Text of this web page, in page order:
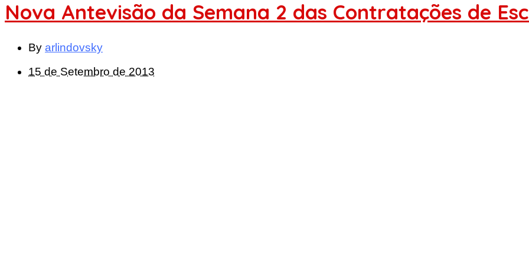
Nova Antevisão da Semana 2 das Contratações de
By arlindovsky
15 de Setembro de 2013